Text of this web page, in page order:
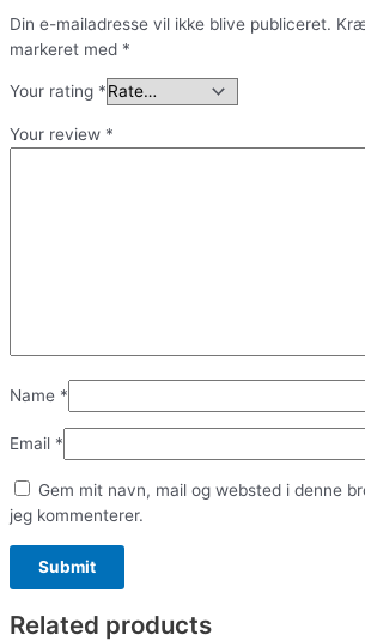
Din e-mailadresse vil ikke blive publiceret.
markeret med *
Your rating *
Your review *
Name *
Email *
Gem mit navn, mail og websted i denne
jeg kommenterer.
Related products